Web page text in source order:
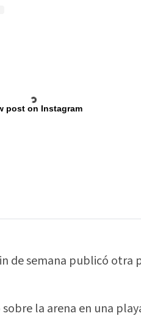
post on Instagram
de semana publicó otra
la arena en una